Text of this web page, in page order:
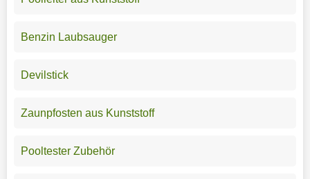
Benzin Laubsauger
Devilstick
Zaunpfosten aus Kunststoff
Pooltester Zubehör